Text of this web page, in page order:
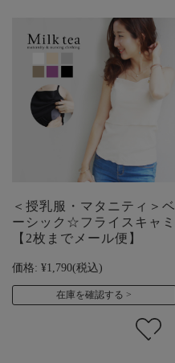
＜授乳服・マタニティ＞ベ
ーシック☆フライスキャミ
【2枚までメール便】
価格: ¥1,790(税込)
在庫を確認する